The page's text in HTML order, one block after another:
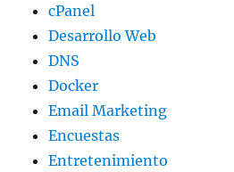
cPanel
Desarrollo Web
DNS
Docker
Email Marketing
Encuestas
Entretenimiento